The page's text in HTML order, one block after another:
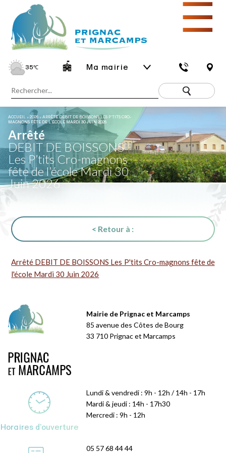
35℃ Ma mairie
☰
ACCUEIL »2026 »ARRÊTÉ DEBIT DE BOISSONS LES P’TITS CRO-
MAGNONS FÊTE DE L’ÉCOLE MARDI 30 JUIN 2026
Arrêté
DEBIT DE BOISSONS
Les P’tits Cro-magnons
fête de l’école Mardi 30
Juin 2026
< Retour à :
Arrêté DEBIT DE BOISSONS Les P'tits Cro-magnons fête de
l'école Mardi 30 Juin 2026
Mairie de Prignac et Marcamps
85 avenue des Côtes de Bourg
33 710 Prignac et Marcamps
Horaires d'ouverture
Lundi & vendredi : 9h - 12h / 14h - 17h
Mardi & jeudi : 14h - 17h30
Mercredi : 9h - 12h
05 57 68 44 44